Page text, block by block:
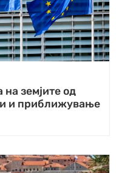
земјите од
и приближување